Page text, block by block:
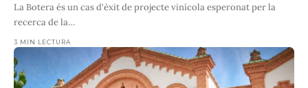
La Botera és un cas d'èxit de projecte vinícola esperonat per la
recerca de la…
3 MIN LECTURA